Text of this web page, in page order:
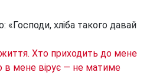
«Господи, хліба такого давай
життя. Хто приходить до мене
в мене вірує — не матиме